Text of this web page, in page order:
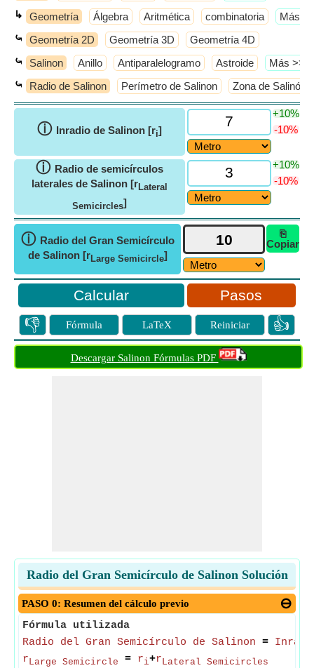
↳ Geometría Álgebra Aritmética combinatoria ​Más
⤿ Geometría 2D Geometría 3D Geometría 4D
⤿ Salinon Anillo Antiparalelogramo Astroide ​Más >>
⤿ Radio de Salinon Perímetro de Salinon Zona de Salinón
ⓘ Inradio de Salinon [ri]
+10%
-10%
ⓘ Radio de semicírculos
laterales de Salinon [rLateral
Semicircles]
+10%
-10%
ⓘ Radio del Gran Semicírculo
de Salinon [rLarge Semicircle]
⎘
Copiar
Pasos
👎 Fórmula LaTeX Reiniciar 👍
Descargar Salinon Fórmulas PDF
Radio del Gran Semicírculo de Salinon Solución
PASO 0: Resumen del cálculo previo
Fórmula utilizada
Radio del Gran Semicírculo de Salinon =
rLarge Semicircle = ri+rLateral Semicircles